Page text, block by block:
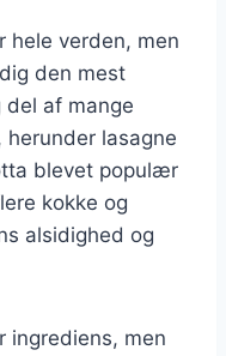
hele verden, men
den mest
del af mange
lasagne
blevet populær
kokke og
alsidighed og
ingrediens, men